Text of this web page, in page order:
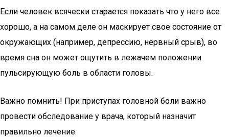
Если человек всячески старается показать что у него все
хорошо, а на самом деле он маскирует свое состояние от
окружающих (например, депрессию, нервный срыв), во
время сна он может ощутить в лежачем положении
пульсирующую боль в области головы.
Важно помнить! При приступах головной боли важно
провести обследование у врача, который назначит
правильно лечение.